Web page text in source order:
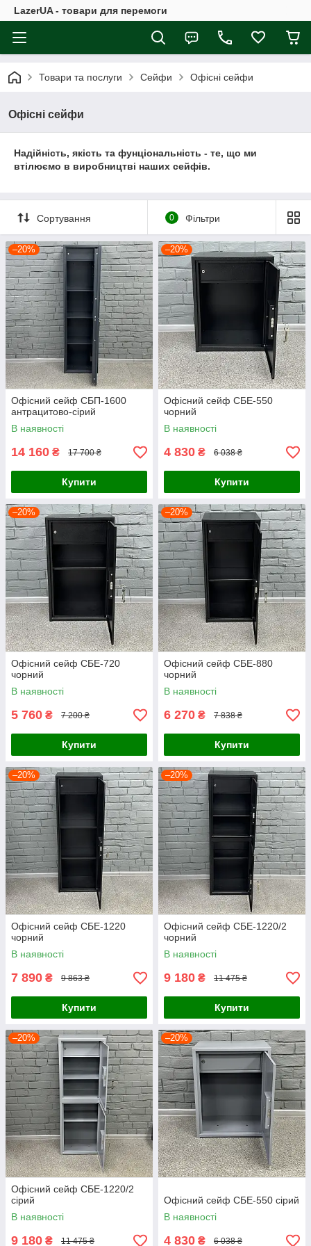
LazerUA - товари для перемоги
Товари та послуги Сейфи Офісні сейфи
Офісні сейфи
Надійність, якість та фунціональність - те, що ми
втілюємо в виробництві наших сейфів.
Сортування 0 Фільтри
–20%
Офісний сейф CБП-1600
антрацитово-сірий
В наявності
14 160 ₴ 17 700 ₴
Купити
–20%
Офісний сейф СБЕ-550
чорний
В наявності
4 830 ₴ 6 038 ₴
Купити
–20%
Офісний сейф СБЕ-720
чорний
В наявності
5 760 ₴ 7 200 ₴
Купити
–20%
Офісний сейф СБЕ-880
чорний
В наявності
6 270 ₴ 7 838 ₴
Купити
–20%
Офісний сейф СБЕ-1220
чорний
В наявності
7 890 ₴ 9 863 ₴
Купити
–20%
Офісний сейф СБЕ-1220/2
чорний
В наявності
9 180 ₴ 11 475 ₴
Купити
–20%
Офісний сейф СБЕ-1220/2
сірий
В наявності
9 180 ₴ 11 475 ₴
–20%
Офісний сейф СБЕ-550 сірий
В наявності
4 830 ₴ 6 038 ₴